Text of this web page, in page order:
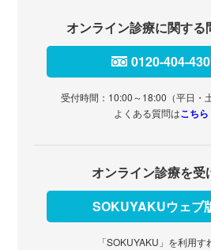
オンライン診療に関する
0120-404-430
受付時間：10:00～18:00（平日・
よくある質問はこちら
オンライン診療を受
SOKUYAKUウェブ
「SOKUYAKU」を利用す